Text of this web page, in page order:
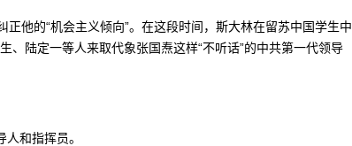
他的“机会主义倾向”。在这段时间，斯大林在留苏中国学生中
、陆定一等人来取代象张国焘这样“不听话”的中共第一代领导
和指挥员。